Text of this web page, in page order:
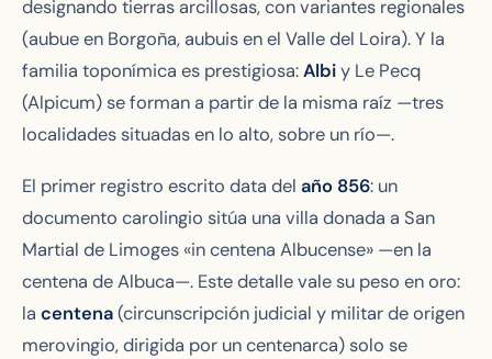
designando tierras arcillosas, con variantes regionales
(aubueen Borgoña, aubuisen el Valle del Loira). Y la
familia toponímica es prestigiosa:Albiy Le Pecq
(Alpicum) se forman a partir de la misma raíz —tres
localidades situadas en lo alto, sobre un río—.
El primer registro escrito data del año 856: un
documento carolingio sitúa una villa donada a San
Martial de Limoges «in centena Albucense» —en la
centena de Albuca—. Este detalle vale su peso en oro:
la centena(circunscripción judicial y militar de origen
merovingio, dirigida por un centenarca) solo se